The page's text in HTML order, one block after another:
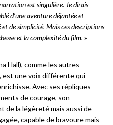
est singulière. Je dirais
d’une aventure déjantée et
de simplicité. Mais ces descriptions
et la complexité du film. »
Hall), comme les autres
est une voix différente qui
Avec ses répliques
de courage, son
de la légèreté mais aussi de
capable de bravoure mais